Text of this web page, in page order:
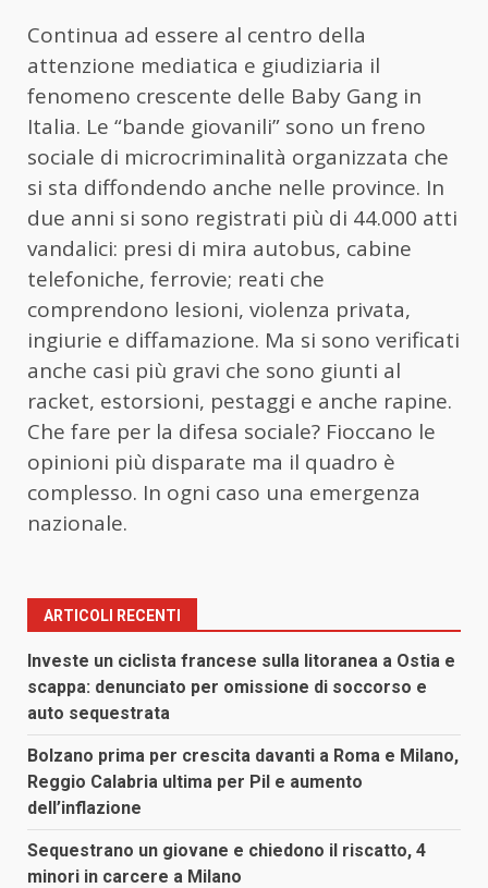
Continua ad essere al centro della
attenzione mediatica e giudiziaria il
fenomeno crescente delle Baby Gang in
Italia. Le “bande giovanili” sono un freno
sociale di microcriminalità organizzata che
si sta diffondendo anche nelle province. In
due anni si sono registrati più di 44.000 atti
vandalici: presi di mira autobus, cabine
telefoniche, ferrovie; reati che
comprendono lesioni, violenza privata,
ingiurie e diffamazione. Ma si sono verificati
anche casi più gravi che sono giunti al
racket, estorsioni, pestaggi e anche rapine.
Che fare per la difesa sociale? Fioccano le
opinioni più disparate ma il quadro è
complesso. In ogni caso una emergenza
nazionale.
ARTICOLI RECENTI
Investe un ciclista francese sulla litoranea a Ostia e
scappa: denunciato per omissione di soccorso e
auto sequestrata
Bolzano prima per crescita davanti a Roma e Milano,
Reggio Calabria ultima per Pil e aumento
dell’inflazione
Sequestrano un giovane e chiedono il riscatto, 4
minori in carcere a Milano